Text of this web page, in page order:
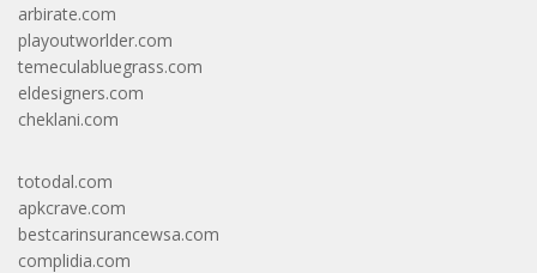
arbirate.com
playoutworlder.com
temeculabluegrass.com
eldesigners.com
cheklani.com
totodal.com
apkcrave.com
bestcarinsurancewsa.com
complidia.com